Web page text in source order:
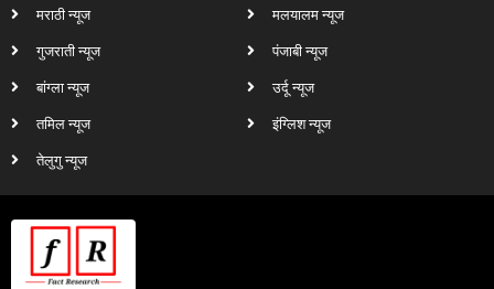
मराठी न्यूज
गुजराती न्यूज
बांग्ला न्यूज
तमिल न्यूज
तेलुगु न्यूज
मलयालम न्यूज
पंजाबी न्यूज
उर्दू न्यूज
इंग्लिश न्यूज